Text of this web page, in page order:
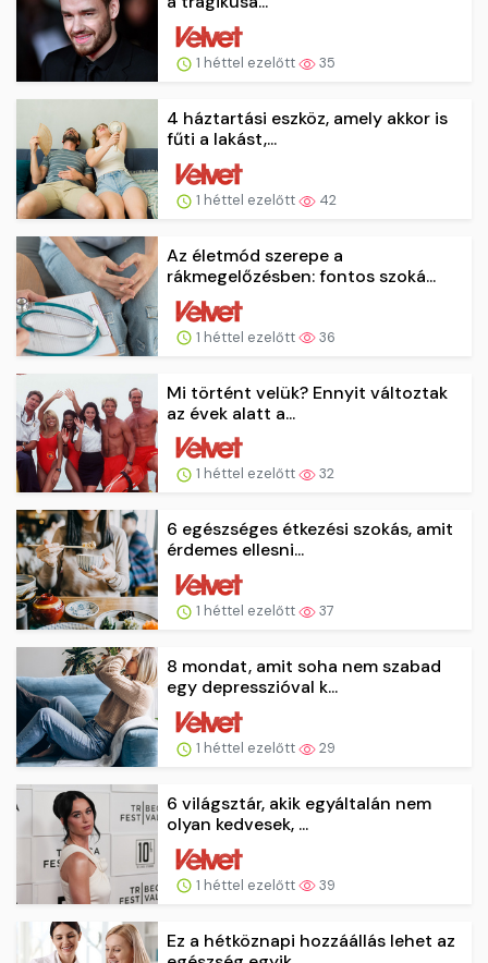
1 héttel ezelőtt 35
4 háztartási eszköz, amely akkor is
fűti a lakást,...
1 héttel ezelőtt 42
Az életmód szerepe a
rákmegelőzésben: fontos szoká...
1 héttel ezelőtt 36
Mi történt velük? Ennyit változtak
az évek alatt a...
1 héttel ezelőtt 32
6 egészséges étkezési szokás, amit
érdemes ellesni...
1 héttel ezelőtt 37
8 mondat, amit soha nem szabad
egy depresszióval k...
1 héttel ezelőtt 29
6 világsztár, akik egyáltalán nem
olyan kedvesek, ...
1 héttel ezelőtt 39
Ez a hétköznapi hozzáállás lehet az